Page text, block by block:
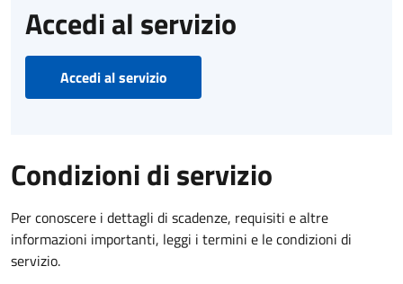
Accedi al servizio
Accedi al servizio
Condizioni di servizio
Per conoscere i dettagli di scadenze, requisiti e altre
informazioni importanti, leggi i termini e le condizioni di
servizio.